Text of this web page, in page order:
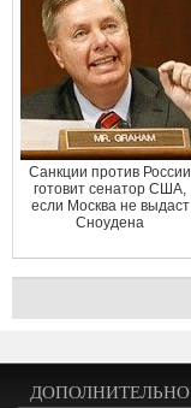
Санкции против России
готовит сенатор США,
если Москва не выдаст
Сноудена
ДОПОЛНИТЕЛЬНО